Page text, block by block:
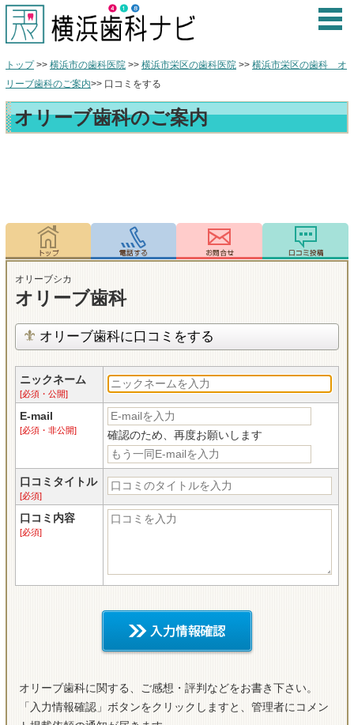
トップ>> 横浜市の歯科医院 >> 横浜市栄区の歯科医院 >> 横浜市栄区の歯科 オ
リーブ歯科のご案内>> 口コミをする
オリーブ歯科のご案内
オリーブシカ
オリーブ歯科
オリーブ歯科に口コミをする
ニックネーム
[必須・公開]
E-mail
[必須・非公開] 確認のため、再度お願いします
口コミタイトル
[必須]
口コミ内容
[必須]
オリーブ歯科に関する、ご感想・評判などをお書き下さい。
「入力情報確認」ボタンをクリックしますと、管理者にコメン